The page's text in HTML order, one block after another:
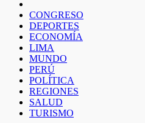
CONGRESO
DEPORTES
ECONOMÍA
LIMA
MUNDO
PERÚ
POLÍTICA
REGIONES
SALUD
TURISMO